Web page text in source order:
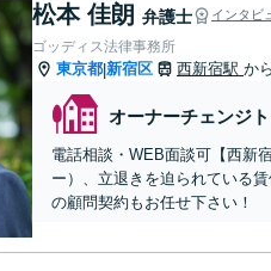
松本 佳朗 弁護士 インタビ
ゴッディス法律事務所
東京都|新宿区 西新宿駅 か
オーナーチェンジ
電話相談・WEB面談可【西新
ー）、立退きを迫られている
の顧問契約もお任せ下さい！